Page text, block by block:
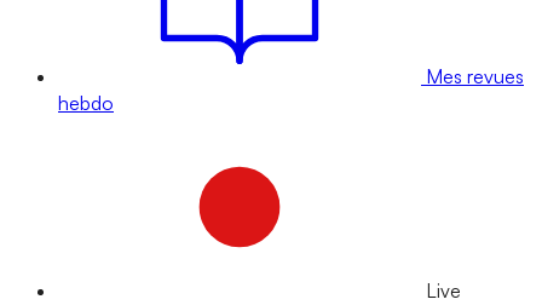
Mes revues
hebdo
Live